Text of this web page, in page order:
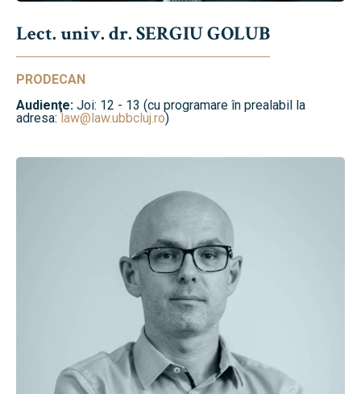
Lect. univ. dr. SERGIU GOLUB
PRODECAN
Audienţe: Joi: 12 - 13 (cu programare în prealabil la
adresa:law@law.ubbcluj.ro)